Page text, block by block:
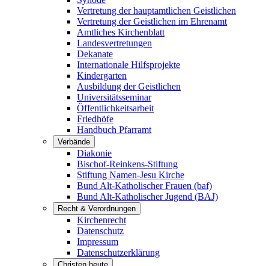
Vertretung der hauptamtlichen Geistlichen
Vertretung der Geistlichen im Ehrenamt
Amtliches Kirchenblatt
Landesvertretungen
Dekanate
Internationale Hilfsprojekte
Kindergarten
Ausbildung der Geistlichen
Universitätsseminar
Öffentlichkeitsarbeit
Friedhöfe
Handbuch Pfarramt
Verbände
Diakonie
Bischof-Reinkens-Stiftung
Stiftung Namen-Jesu Kirche
Bund Alt-Katholischer Frauen (baf)
Bund Alt-Katholischer Jugend (BAJ)
Recht & Verordnungen
Kirchenrecht
Datenschutz
Impressum
Datenschutzerklärung